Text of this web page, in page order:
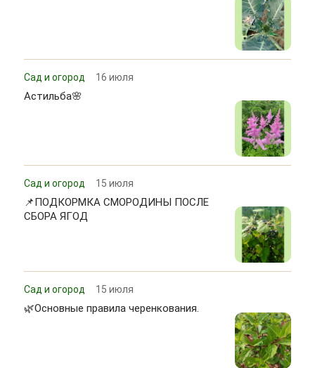
Сад и огород 16 июля
Астильба🌸
Сад и огород 15 июля
📌ПОДКОРМКА СМОРОДИНЫ ПОСЛЕ
СБОРА ЯГОД
Сад и огород 15 июля
🌿Основные правила черенкования.